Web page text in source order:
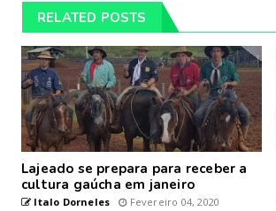
RELATED POSTS
Lajeado se prepara para receber a
cultura gaúcha em janeiro
Italo Dorneles Fevereiro 04, 2020